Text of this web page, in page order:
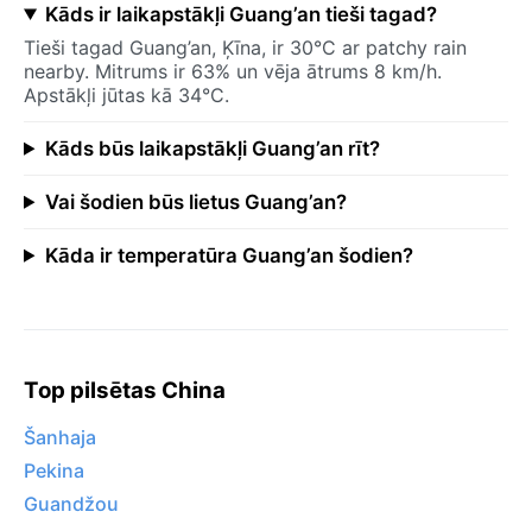
Kāds ir laikapstākļi Guang’an tieši tagad?
Tieši tagad Guang’an, Ķīna, ir 30°C ar patchy rain
nearby. Mitrums ir 63% un vēja ātrums 8 km/h.
Apstākļi jūtas kā 34°C.
Kāds būs laikapstākļi Guang’an rīt?
Vai šodien būs lietus Guang’an?
Kāda ir temperatūra Guang’an šodien?
Top pilsētas China
Šanhaja
Pekina
Guandžou